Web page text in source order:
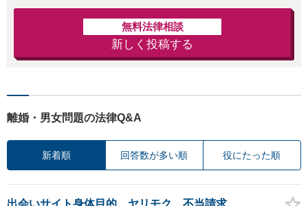
無料法律相談
新しく投稿する
離婚・男女問題の法律Q&A
新着順 回答数が多い順 役にたった順
出会いサイト身体目的、ヤリモク、不当請求